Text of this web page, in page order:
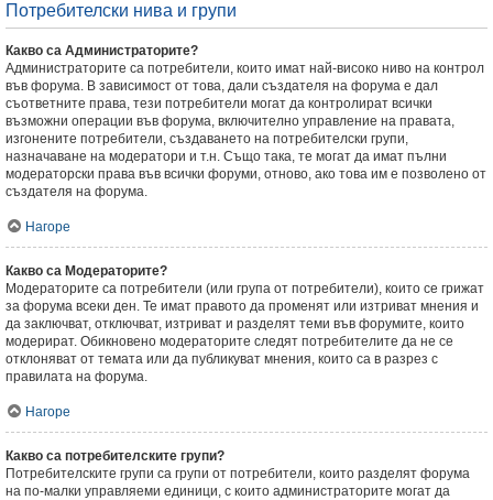
Потребителски нива и групи
Какво са Администраторите?
Администраторите са потребители, които имат най-високо ниво на контрол
във форума. В зависимост от това, дали създателя на форума е дал
съответните права, тези потребители могат да контролират всички
възможни операции във форума, включително управление на правата,
изгонените потребители, създаването на потребителски групи,
назначаване на модератори и т.н. Също така, те могат да имат пълни
модераторски права във всички форуми, отново, ако това им е позволено от
създателя на форума.
Нагоре
Какво са Модераторите?
Модераторите са потребители (или група от потребители), които се грижат
за форума всеки ден. Те имат правото да променят или изтриват мнения и
да заключват, отключват, изтриват и разделят теми във форумите, които
модерират. Обикновено модераторите следят потребителите да не се
отклоняват от темата или да публикуват мнения, които са в разрез с
правилата на форума.
Нагоре
Какво са потребителските групи?
Потребителските групи са групи от потребители, които разделят форума
на по-малки управляеми единици, с които администраторите могат да